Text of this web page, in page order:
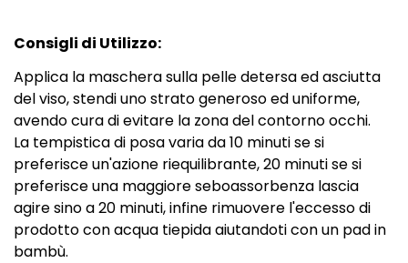
Consigli di Utilizzo:
Applica la maschera sulla pelle detersa ed asciutta
del viso, stendi uno strato generoso ed uniforme,
avendo cura di evitare la zona del contorno occhi.
La tempistica di posa varia da 10 minuti se si
preferisce un'azione riequilibrante, 20 minuti se si
preferisce una maggiore seboassorbenza lascia
agire sino a 20 minuti, infine rimuovere l'eccesso di
prodotto con acqua tiepida aiutandoti con un pad in
bambù.